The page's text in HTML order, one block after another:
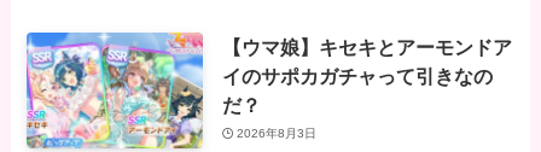
【ウマ娘】キセキとアーモンドア
イのサポカガチャって引きなの
だ？
2026年8月3日